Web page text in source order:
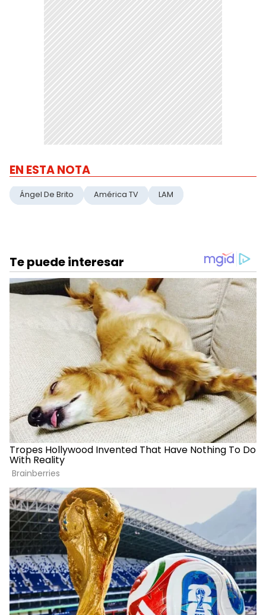
EN ESTA NOTA
Ángel De Brito América TV LAM